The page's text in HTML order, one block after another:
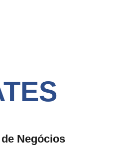
Negócios